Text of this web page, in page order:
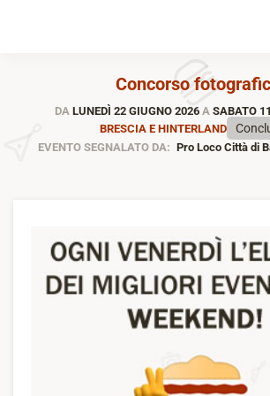
Concorso
DALUNEDÌ 22 GIUGNO 2026 ASABATO
BRESCIA E HINTERLAND
EVENTO SEGNALATO DA: Pro Loco Città di